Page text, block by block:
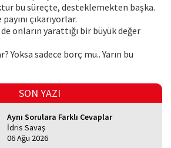
bu süreçte, desteklemekten başka.
çıkarıyorlar.
onların yarattığı bir büyük değer
Yoksa sadece borç mu.. Yarın bu
SON YAZI
Aynı Sorulara Farklı Cevaplar
İdris Savaş
06 Ağu 2026